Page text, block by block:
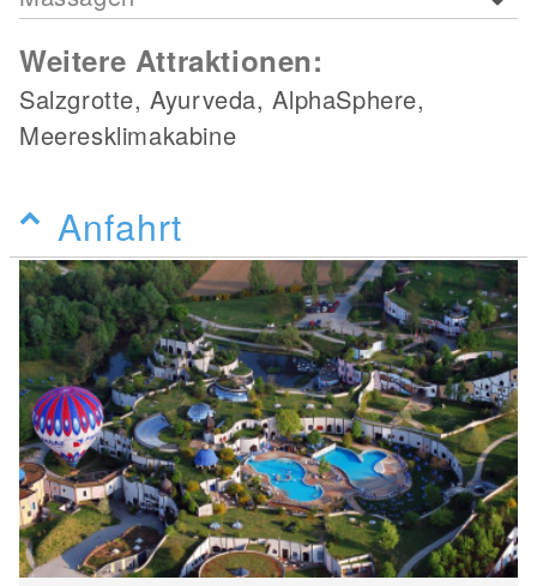
Weitere Attraktionen:
Salzgrotte, Ayurveda, AlphaSphere,
Meeresklimakabine
Anfahrt